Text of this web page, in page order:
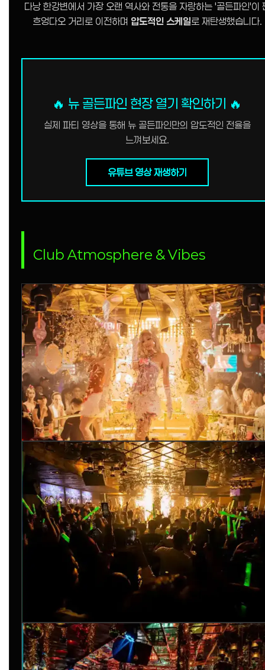
다낭 한강변에서 가장 오랜 역사와 전통을 자랑하는 '골든파인'이
흐엉다오 거리로 이전하며 압도적인 스케일로 재탄생했습니다.
🔥 뉴 골든파인 현장 열기 확인하기 🔥
실제 파티 영상을 통해 뉴 골든파인만의 압도적인 전율을
느껴보세요.
유튜브 영상 재생하기
Club Atmosphere & Vibes